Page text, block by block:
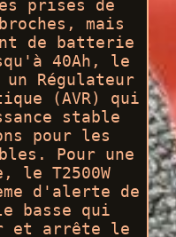
prises de
mais
de batterie
40Ah, le
Régulateur
(AVR) qui
stable
pour les
Pour une
le T2500W
d'alerte de
basse qui
et arrête le